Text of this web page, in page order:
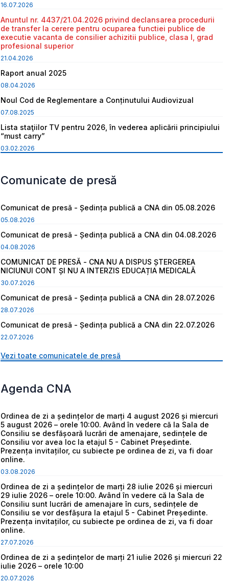
16.07.2026
Anuntul nr. 4437/21.04.2026 privind declansarea procedurii
de transfer la cerere pentru ocuparea functiei publice de
executie vacanta de consilier achizitii publice, clasa I, grad
profesional superior
21.04.2026
Raport anual 2025
08.04.2026
Noul Cod de Reglementare a Conținutului Audiovizual
07.08.2025
Lista staţiilor TV pentru 2026, în vederea aplicării principiului
“must carry”
03.02.2026
Comunicate de presă
Comunicat de presă - Ședința publică a CNA din 05.08.2026
05.08.2026
Comunicat de presă - Ședința publică a CNA din 04.08.2026
04.08.2026
COMUNICAT DE PRESĂ - CNA NU A DISPUS ȘTERGEREA
NICIUNUI CONT ȘI NU A INTERZIS EDUCAȚIA MEDICALĂ
30.07.2026
Comunicat de presă - Ședința publică a CNA din 28.07.2026
28.07.2026
Comunicat de presă - Ședința publică a CNA din 22.07.2026
22.07.2026
Vezi toate comunicatele de presă
Agenda CNA
Ordinea de zi a ședințelor de marți 4 august 2026 și miercuri
5 august 2026 – orele 10:00. Având în vedere că la Sala de
Consiliu se desfășoară lucrări de amenajare, sedințele de
Consiliu vor avea loc la etajul 5 - Cabinet Președinte.
Prezența invitaților, cu subiecte pe ordinea de zi, va fi doar
online.
03.08.2026
Ordinea de zi a ședințelor de marți 28 iulie 2026 și miercuri
29 iulie 2026 – orele 10:00. Având în vedere că la Sala de
Consiliu sunt lucrări de amenajare în curs, sedințele de
Consiliu se vor desfășura la etajul 5 - Cabinet Președinte.
Prezența invitaților, cu subiecte pe ordinea de zi, va fi doar
online.
27.07.2026
Ordinea de zi a ședințelor de marți 21 iulie 2026 și miercuri 22
iulie 2026 – orele 10:00
20.07.2026